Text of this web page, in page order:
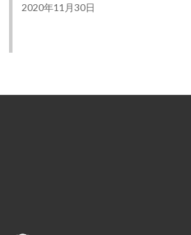
2020年11月30日